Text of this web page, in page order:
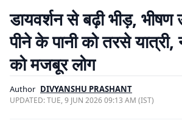
डायवर्शन से बढ़ी भीड़,
पीने के पानी को तरसे यात्री,
को मजबूर लोग
Author DIVYANSHU PRASHANT
UPDATED:TUE, 9 JUN 2026 09:13 AM (IST)